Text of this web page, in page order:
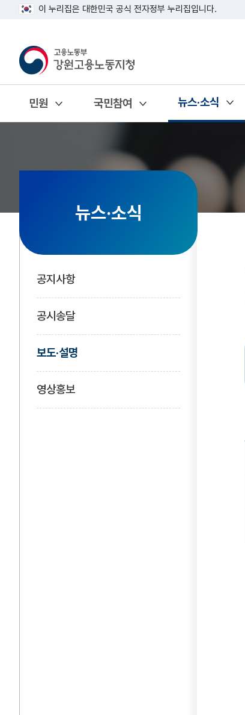
이 누리집은 대한민국 공식 전자정부 누리집입니다.
민원
열기
국민참여
열기
뉴스·소식
열기
뉴스·소식
공지사항
공시송달
보도·설명
영상홍보